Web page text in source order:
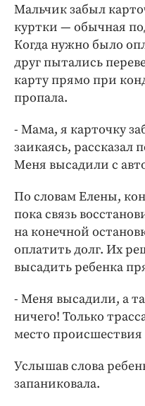
Мальчик забыл
куртки — обычная
Когда нужно было
друг пытались
карту прямо при
пропала.
- Мама, я карточку
заикаясь, рассказал
Меня высадили с
По словам Елены,
пока связь
на конечной
оплатить долг. Их
высадить ребенка
- Меня высадили, а
ничего! Только
место происшествия
Услышав слова
запаниковала.